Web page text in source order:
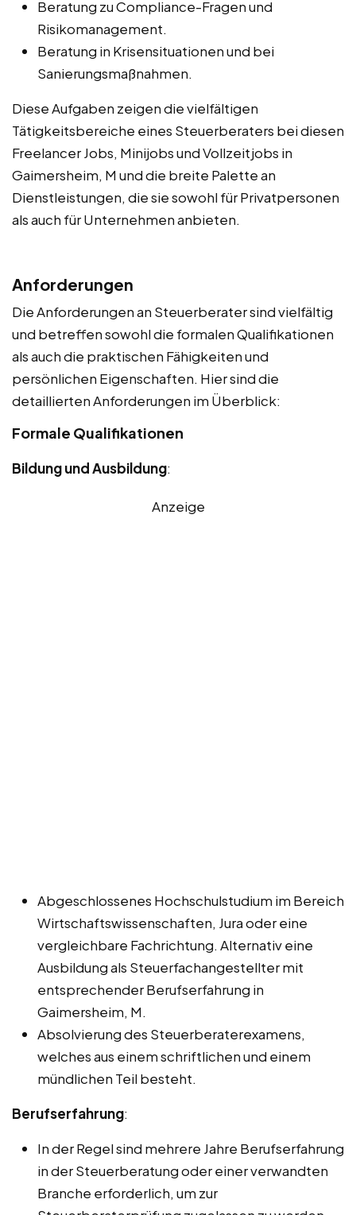
Beratung zu Compliance-Fragen und
Risikomanagement.
Beratung in Krisensituationen und bei
Sanierungsmaßnahmen.
Diese Aufgaben zeigen die vielfältigen
Tätigkeitsbereiche eines Steuerberaters bei diesen
Freelancer Jobs, Minijobs und Vollzeitjobs in
Gaimersheim, M und die breite Palette an
Dienstleistungen, die sie sowohl für Privatpersonen
als auch für Unternehmen anbieten.
Anforderungen
Die Anforderungen an Steuerberater sind vielfältig
und betreffen sowohl die formalen Qualifikationen
als auch die praktischen Fähigkeiten und
persönlichen Eigenschaften. Hier sind die
detaillierten Anforderungen im Überblick:
Formale Qualifikationen
Bildung und Ausbildung:
Anzeige
Abgeschlossenes Hochschulstudium im Bereich
Wirtschaftswissenschaften, Jura oder eine
vergleichbare Fachrichtung. Alternativ eine
Ausbildung als Steuerfachangestellter mit
entsprechender Berufserfahrung in
Gaimersheim, M.
Absolvierung des Steuerberaterexamens,
welches aus einem schriftlichen und einem
mündlichen Teil besteht.
Berufserfahrung:
In der Regel sind mehrere Jahre Berufserfahrung
in der Steuerberatung oder einer verwandten
Branche erforderlich, um zur